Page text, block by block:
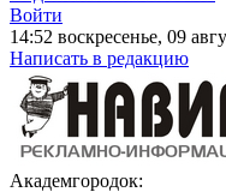
Войти
14:52 воскресенье, 09
Написать в редакцию
Академгородок: